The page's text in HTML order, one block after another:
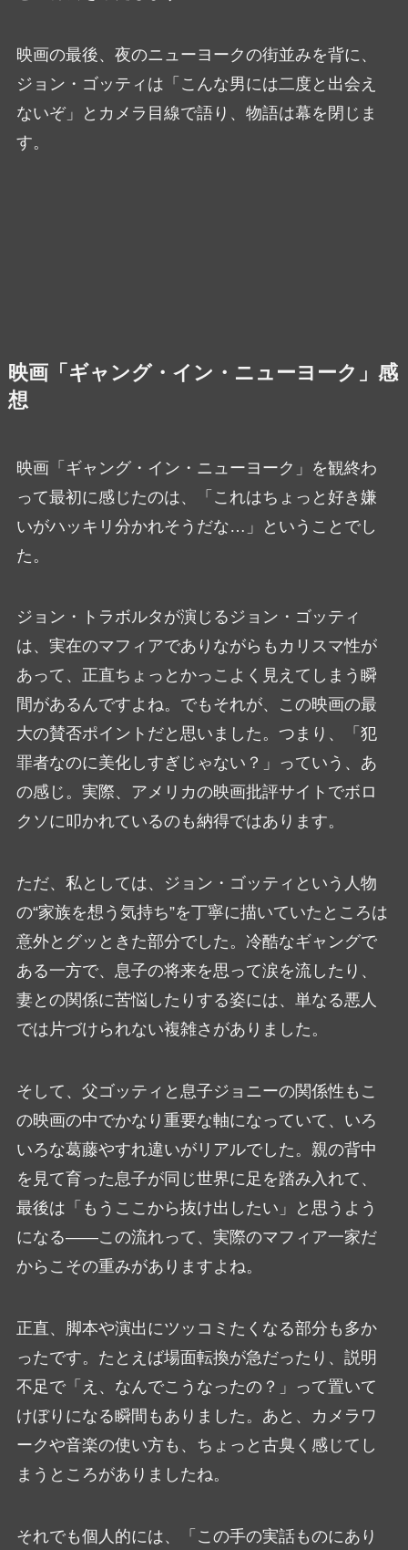
映画の最後、夜のニューヨークの街並みを背に、
ジョン・ゴッティは「こんな男には二度と出会え
ないぞ」とカメラ目線で語り、物語は幕を閉じま
す。
映画「ギャング・イン・ニューヨーク」感
想
映画「ギャング・イン・ニューヨーク」を観終わ
って最初に感じたのは、「これはちょっと好き嫌
いがハッキリ分かれそうだな…」ということでし
た。
ジョン・トラボルタが演じるジョン・ゴッティ
は、実在のマフィアでありながらもカリスマ性が
あって、正直ちょっとかっこよく見えてしまう瞬
間があるんですよね。でもそれが、この映画の最
大の賛否ポイントだと思いました。つまり、「犯
罪者なのに美化しすぎじゃない？」っていう、あ
の感じ。実際、アメリカの映画批評サイトでボロ
クソに叩かれているのも納得ではあります。
ただ、私としては、ジョン・ゴッティという人物
の“家族を想う気持ち”を丁寧に描いていたところは
意外とグッときた部分でした。冷酷なギャングで
ある一方で、息子の将来を思って涙を流したり、
妻との関係に苦悩したりする姿には、単なる悪人
では片づけられない複雑さがありました。
そして、父ゴッティと息子ジョニーの関係性もこ
の映画の中でかなり重要な軸になっていて、いろ
いろな葛藤やすれ違いがリアルでした。親の背中
を見て育った息子が同じ世界に足を踏み入れて、
最後は「もうここから抜け出したい」と思うよう
になる――この流れって、実際のマフィア一家だ
からこその重みがありますよね。
正直、脚本や演出にツッコミたくなる部分も多か
ったです。たとえば場面転換が急だったり、説明
不足で「え、なんでこうなったの？」って置いて
けぼりになる瞬間もありました。あと、カメラワ
ークや音楽の使い方も、ちょっと古臭く感じてし
まうところがありましたね。
それでも個人的には、「この手の実話ものにあり